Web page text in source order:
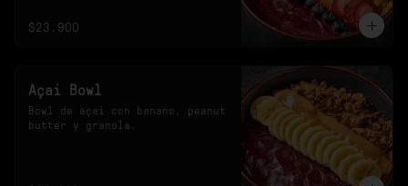
$23.900
Açai Bowl
Bowl de açai con banano, peanut
butter y granola.